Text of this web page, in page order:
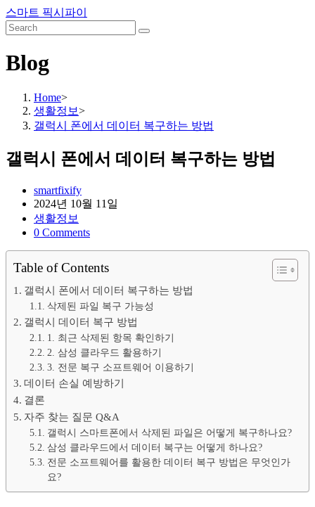
Skip
to
content
스마트 픽시파이
Blog
Home>
생활정보>
갤럭시 폰에서 데이터 복구하는 방법
갤럭시 폰에서 데이터 복구하는 방법
Post
author:
smartfixify
Post
published:
2024년 10월 11일
Post
category:
생활정보
Post
0 Comments
Table of Contents
갤럭시 폰에서 데이터 복구하는 방법
삭제된 파일 복구 가능성
갤럭시 데이터 복구 방법
1. 최근 삭제된 항목 확인하기
2. 삼성 클라우드 활용하기
3. 전문 복구 소프트웨어 이용하기
데이터 손실 예방하기
결론
자주 찾는 질문 Q&A
갤럭시 스마트폰에서 삭제된 파일은 어떻게 복구하나요?
삼성 클라우드에서 데이터 복구는 어떻게 하나요?
전문 소프트웨어를 활용한 데이터 복구 방법은 무엇인가
요?